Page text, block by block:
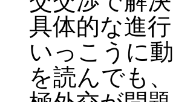
具体的な進
いっこうに
を読んでも